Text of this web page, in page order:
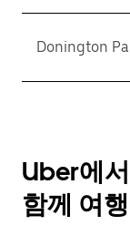
Donington
Uber에
함께 여